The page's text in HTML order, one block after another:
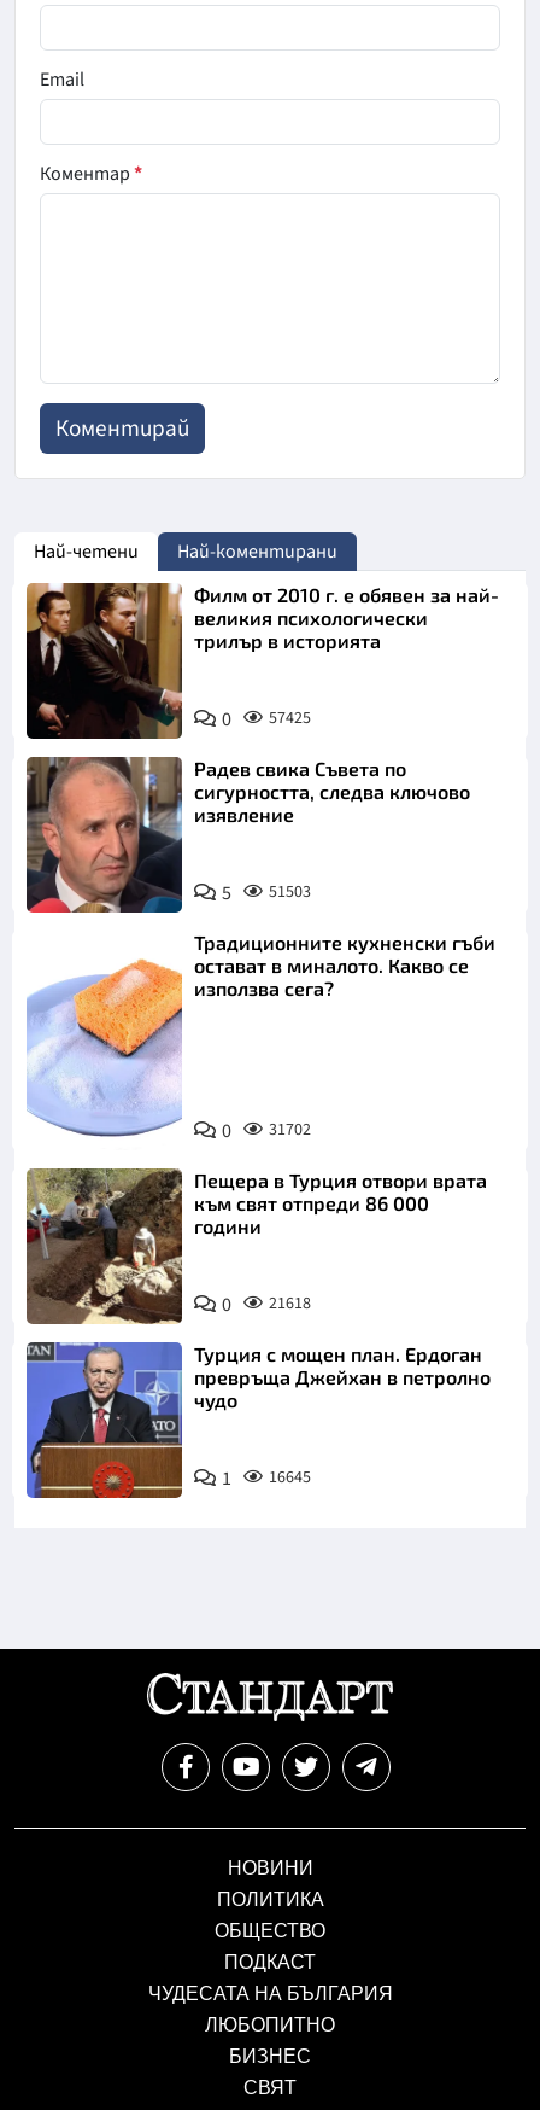
Email
Коментар*
Най-четени Най-коментирани
Филм от 2010 г. е обявен за най-
великия психологически
трилър в историята
0 57425
Радев свика Съвета по
сигурността, следва ключово
изявление
5 51503
Снимка:
Пиксабей
Традиционните кухненски гъби
остават в миналото. Какво се
използва сега?
0 31702
Пещера в Турция отвори врата
към свят отпреди 86 000
години
0 21618
Турция с мощен план. Ердоган
превръща Джейхан в петролно
чудо
1 16645
НОВИНИ
ПОЛИТИКА
ОБЩЕСТВО
ПОДКАСТ
ЧУДЕСАТА НА БЪЛГАРИЯ
ЛЮБОПИТНО
БИЗНЕС
СВЯТ